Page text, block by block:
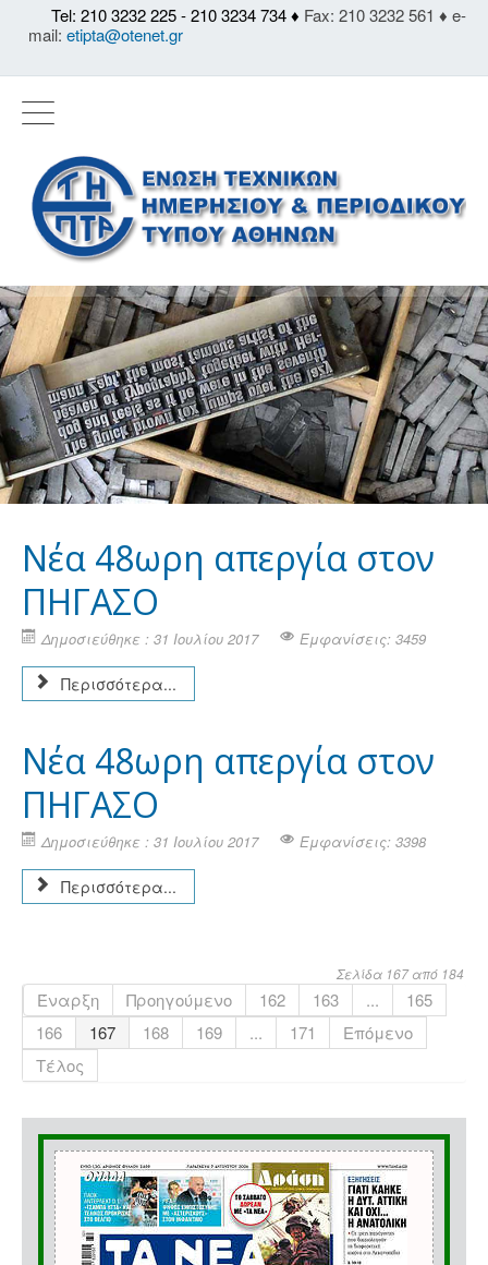
Tel: 210 3232 225 - 210 3234 734 ♦ Fax: 210 3232 561 ♦ e-
mail: etipta@otenet.gr
Νέα 48ωρη απεργία στον
ΠΗΓΑΣΟ
Δημοσιεύθηκε : 31 Ιουλίου 2017 Εμφανίσεις: 3459
Περισσότερα...
Νέα 48ωρη απεργία στον
ΠΗΓΑΣΟ
Δημοσιεύθηκε : 31 Ιουλίου 2017 Εμφανίσεις: 3398
Περισσότερα...
Σελίδα 167 από 184
Έναρξη Προηγούμενο 162 163 ...
165
166
167 168 169 ... 171
Επόμενο
Τέλος